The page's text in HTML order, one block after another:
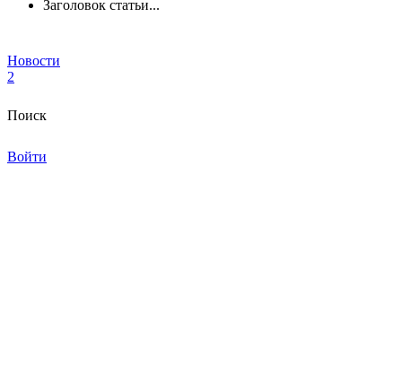
Заголовок статьи...
Новости
2
Поиск
Войти